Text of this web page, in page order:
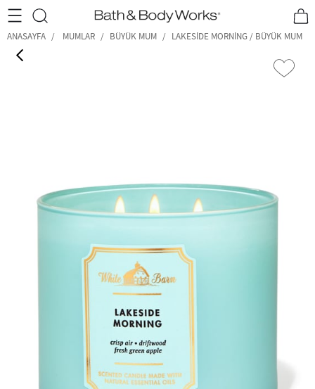
•2200₺ ve Üzeri Kargo Ücretsiz!• *Promosyon Detayları
ANASAYFA MUMLAR BÜYÜK MUM LAKESIDE MORNING / BÜYÜK MUM